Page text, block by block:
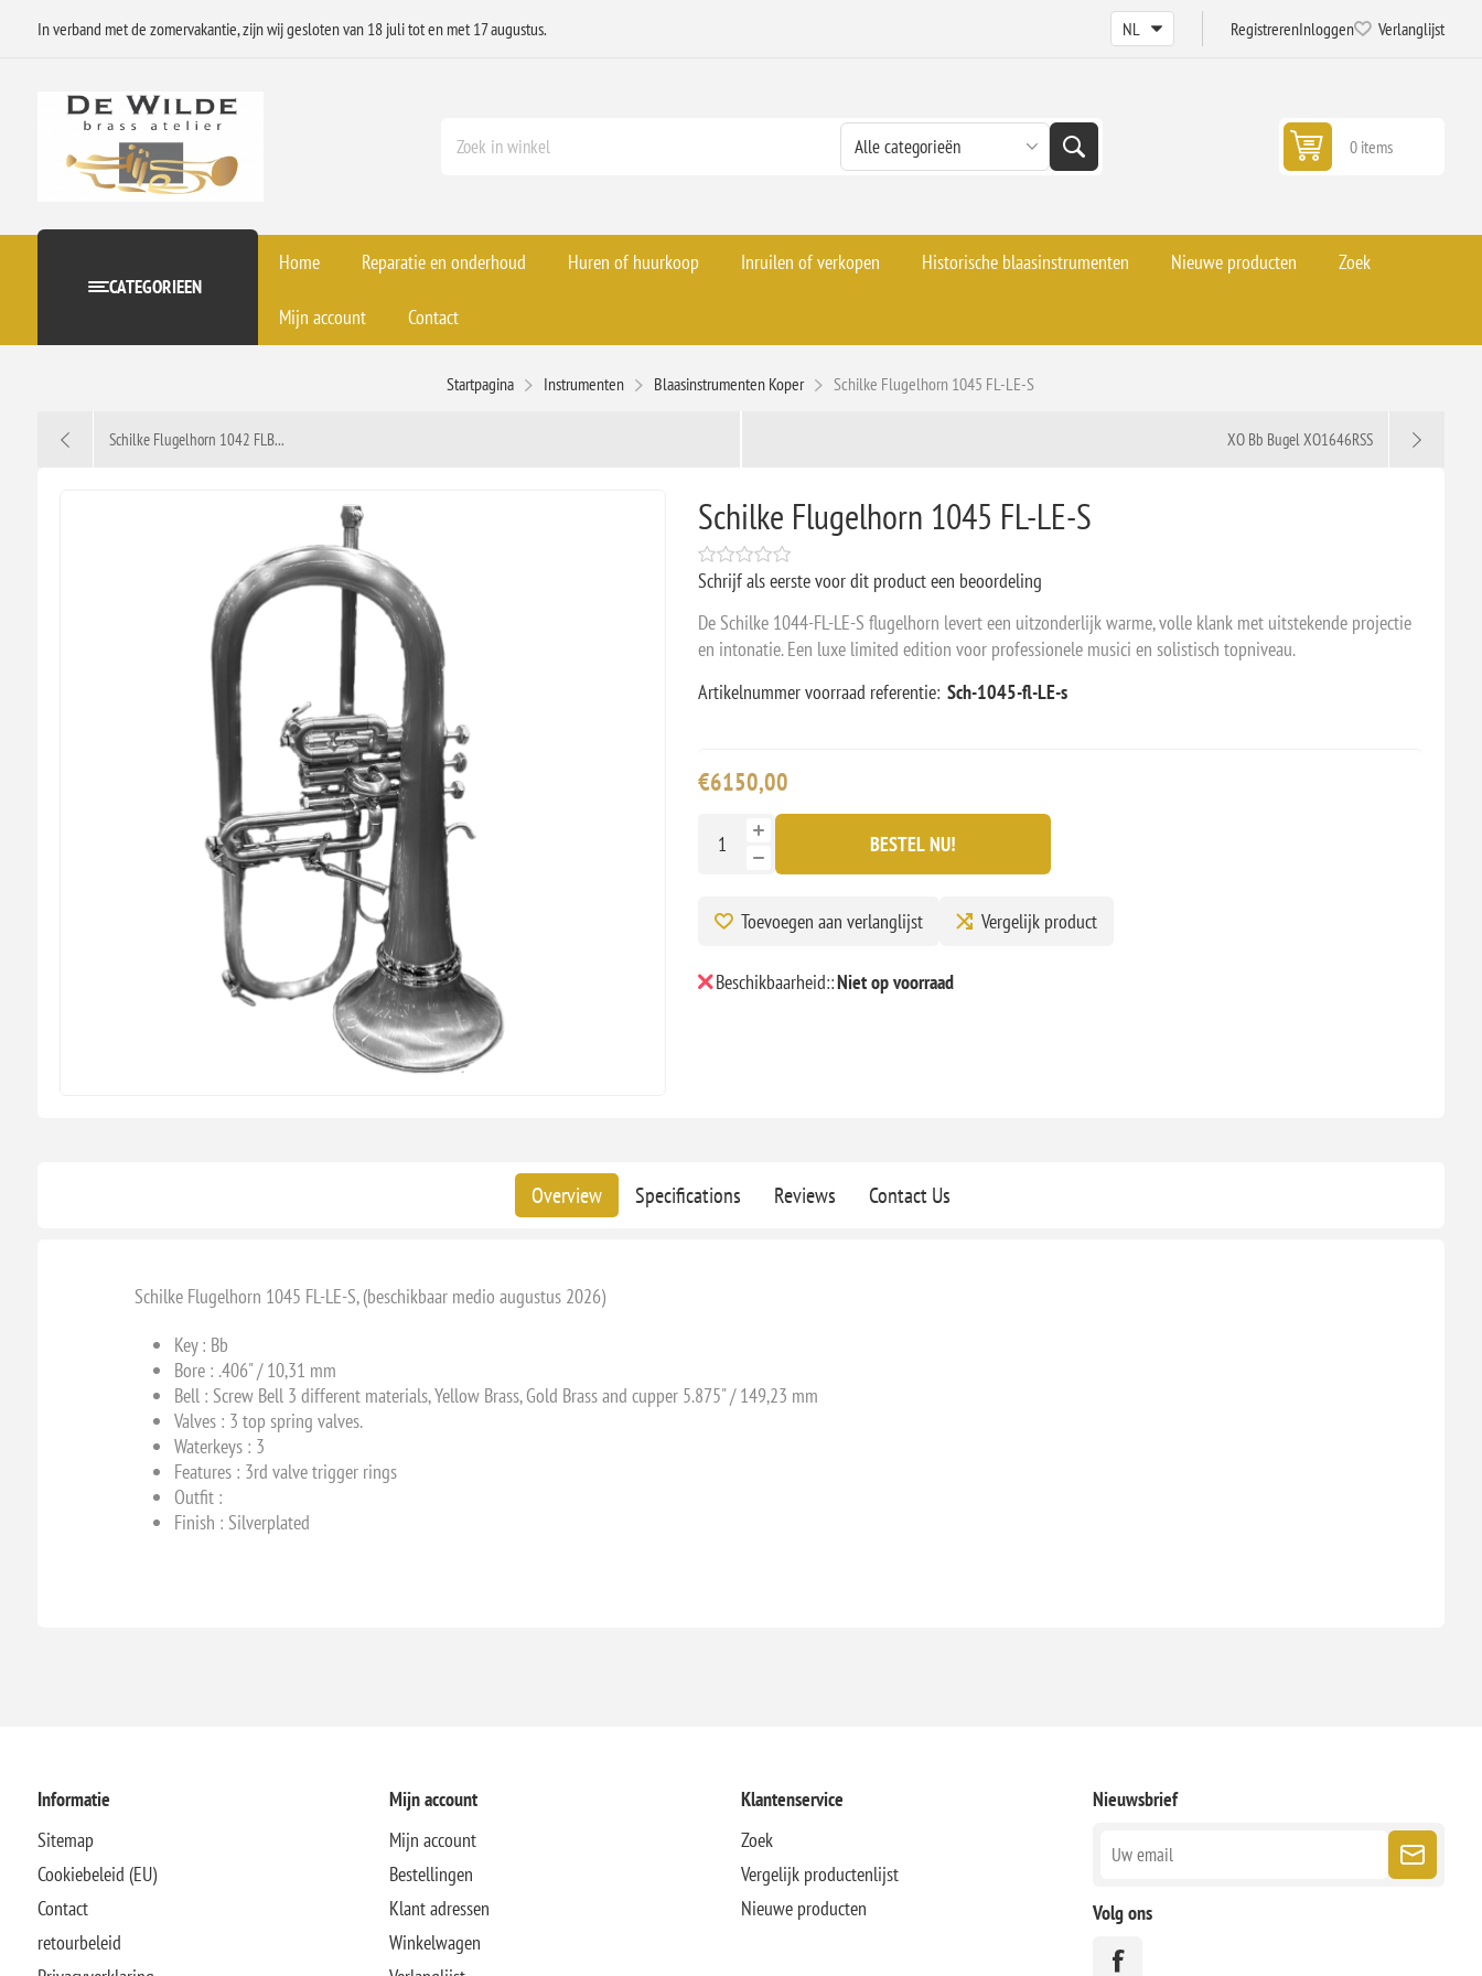
In verband met de zomervakantie, zijn wij gesloten van 18 juli tot en met 17 augustus. RegistrerenInloggen Verlanglijst
0 items
CATEGORIEEN
Home Reparatie en onderhoud Huren of huurkoop Inruilen of verkopen Historische blaasinstrumenten Nieuwe producten Zoek
Mijn account Contact
Startpagina Instrumenten Blaasinstrumenten Koper Schilke Flugelhorn 1045 FL-LE-S
Schilke Flugelhorn 1042 FLB... XO Bb Bugel XO1646RSS
Schilke Flugelhorn 1045 FL-LE-S
Schrijf als eerste voor dit product een beoordeling
De Schilke 1044-FL-LE-S flugelhorn levert een uitzonderlijk warme, volle klank met uitstekende projectie
en intonatie. Een luxe limited edition voor professionele musici en solistisch topniveau.
Artikelnummer voorraad referentie: Sch-1045-fl-LE-s
€6150,00
BESTEL NU!
Toevoegen aan verlanglijst Vergelijk product
Beschikbaarheid::Niet op voorraad
Overview Specifications Reviews Contact Us
Schilke Flugelhorn 1045 FL-LE-S, (beschikbaar medio augustus 2026)
Key : Bb
Bore : .406" / 10,31 mm
Bell : Screw Bell 3 different materials, Yellow Brass, Gold Brass and cupper 5.875" / 149,23 mm
Valves : 3 top spring valves.
Waterkeys : 3
Features : 3rd valve trigger rings
Outfit :
Finish : Silverplated
Informatie
Sitemap
Cookiebeleid (EU)
Contact
retourbeleid
Mijn account
Mijn account
Bestellingen
Klant adressen
Winkelwagen
Klantenservice
Zoek
Vergelijk productenlijst
Nieuwe producten
Nieuwsbrief
Volg ons